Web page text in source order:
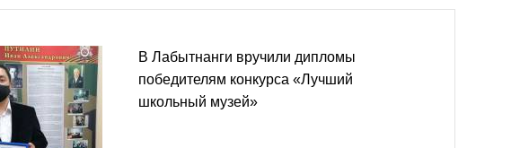
В Лабытнанги вручили дипломы
победителям конкурса «Лучший
школьный музей»